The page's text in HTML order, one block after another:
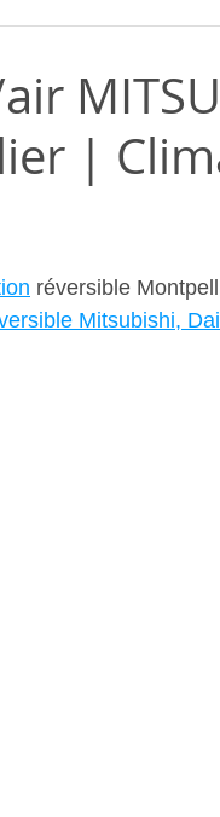
|
réversible
Mitsubishi,